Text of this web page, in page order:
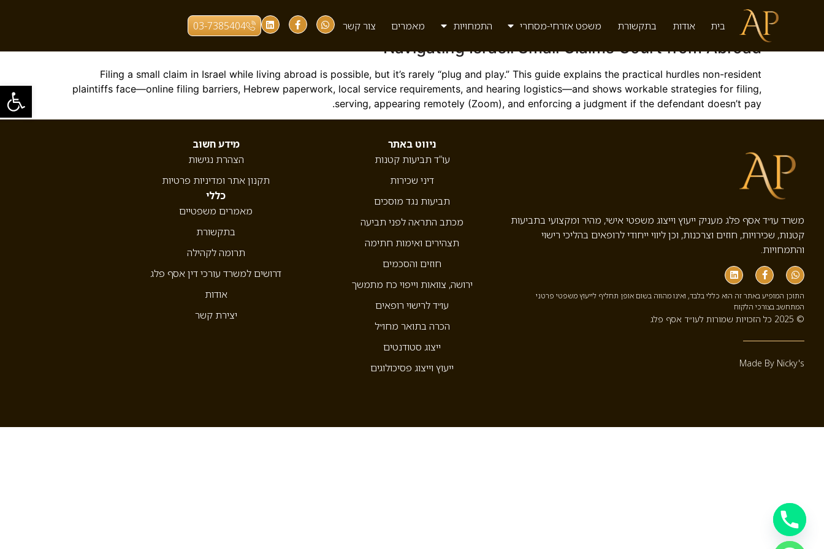
פתח
בית אודות בתקשורת משפט אזרחי-מסחרי התמחויות מאמרים צור קשר 03-7385404 תגית:
Navigating Israeli Small Claims Court from Abroad
Filing a small claim in Israel while living abroad is possible, but it’s rarely “plug and play.” This guide explains the practical hurdles non-resident
plaintiffs face—online filing barriers, Hebrew paperwork, local service requirements, and hearing logistics—and shows workable strategies for filing,
serving, appearing remotely (Zoom), and enforcing a judgment if the defendant doesn’t pay.
משרד עו״ד אסף פלג מעניק ייעוץ וייצוג משפטי אישי, מהיר ומקצועי בתביעות
קטנות, שכירויות, חוזים וצרכנות, וכן ליווי ייחודי לרופאים בהליכי רישוי
והתמחויות.
התוכן המופיע באתר זה הוא כללי בלבד, ואינו מהווה בשום אופן תחליף לייעוץ משפטי פרטני
המתחשב בצורכי הלקוח
© 2025 כל הזכויות שמורות לעו״ד אסף פלג
Made By Nicky's
ניווט באתר
עו”ד תביעות קטנות
דיני שכירות
תביעות נגד מוסכים
מכתב התראה לפני תביעה
תצהירים ואימות חתימה
חוזים והסכמים
ירושה, צוואות וייפוי כח מתמשך
עו״ד לרישוי רופאים
הכרה בתואר מחו״ל
ייצוג סטודנטים
ייעוץ וייצוג פסיכולוגים
מידע חשוב
הצהרת נגישות
תקנון אתר ומדיניות פרטיות
כללי
מאמרים משפטיים
בתקשורת
תרומה לקהילה
דרושים למשרד עורכי דין אסף פלג
אודות
יצירת קשר